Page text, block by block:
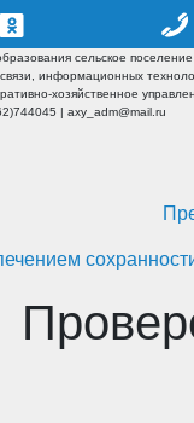
сельское
информационных
хозяйственное
| axy_adm@mail.ru